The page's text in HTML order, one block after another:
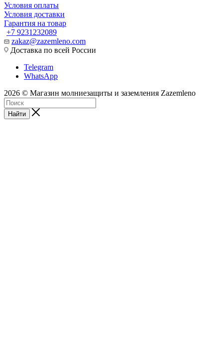
Условия оплаты
Условия доставки
Гарантия на товар
+7 9231232089
zakaz@zazemleno.com
Доставка по всей России
Telegram
WhatsApp
2026 © Магазин молниезащиты и заземления Zazemleno
Найти